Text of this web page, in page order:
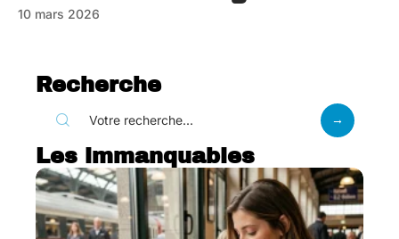
10 mars 2026
Recherche
Les immanquables